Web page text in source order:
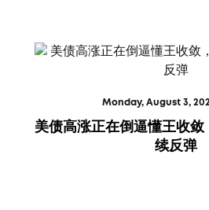
Monday, August 3,
美债高涨正在倒逼懂王收
续反弹